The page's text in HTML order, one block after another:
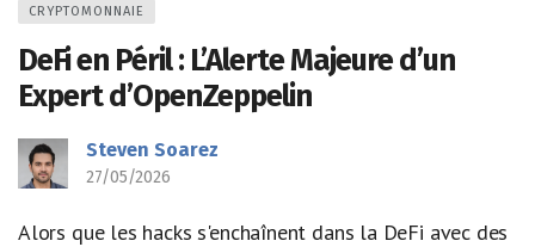
CRYPTOMONNAIE
DeFi en Péril : L’Alerte Majeure d’un
Expert d’OpenZeppelin
Steven Soarez
27/05/2026
Alors que les hacks s'enchaînent dans la DeFi avec des